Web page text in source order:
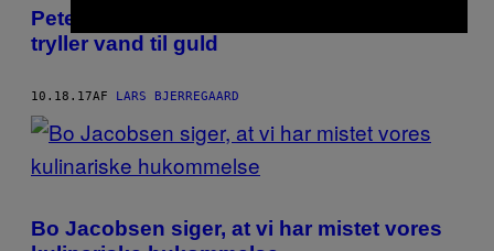
Peter og chokoladefabrikken i Søborg
tryller vand til guld
10.18.17AF LARS BJERREGAARD
Bo Jacobsen siger, at vi har mistet vores